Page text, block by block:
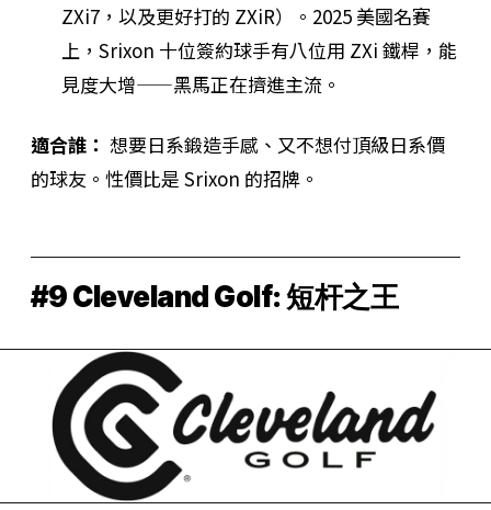
ZXi7，以及更好打的 ZXiR）。2025 美國名賽
上，Srixon 十位簽約球手有八位用 ZXi 鐵桿，能
見度大增——黑馬正在擠進主流。
適合誰： 想要日系鍛造手感、又不想付頂級日系價
的球友。性價比是 Srixon 的招牌。
#9 Cleveland Golf: 短杆之王